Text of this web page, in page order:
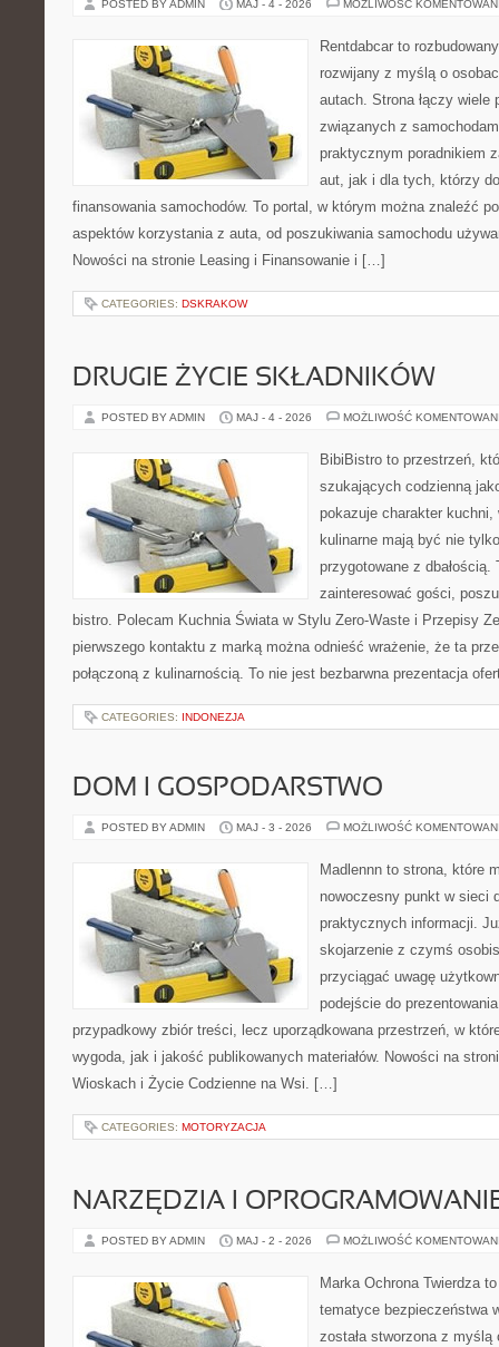
POSTED BY ADMIN MAJ - 4 - 2026 MOŻLIWOŚĆ
Rentdabcar to
rozwijany z myślą o
autach. Strona łączy wiele
związanych z
praktycznym poradnikiem
aut, jak i dla tych, którzy
finansowania samochodów. To portal, w którym można znaleźć
aspektów korzystania z auta, od poszukiwania samochodu
Nowości na stronie Leasing i Finansowanie i […]
CATEGORIES: DSKRAKOW
DRUGIE ŻYCIE SKŁADNIKÓW
POSTED BY ADMIN MAJ - 4 - 2026 MOŻLIWOŚĆ
BibiBistro to przestrzeń,
szukających codzienną
pokazuje charakter
kulinarne mają być nie
przygotowane z
zainteresować gości,
bistro. Polecam Kuchnia Świata w Stylu Zero-Waste i Przepisy
pierwszego kontaktu z marką można odnieść wrażenie, że ta
połączoną z kulinarnością. To nie jest bezbarwna prezentacja
CATEGORIES: INDONEZJA
DOM I GOSPODARSTWO
POSTED BY ADMIN MAJ - 3 - 2026 MOŻLIWOŚĆ
Madlennn to strona, które
nowoczesny punkt w sieci
praktycznych informacji.
skojarzenie z czymś
przyciągać uwagę
podejście do
przypadkowy zbiór treści, lecz uporządkowana przestrzeń, w
wygoda, jak i jakość publikowanych materiałów. Nowości na
Wioskach i Życie Codzienne na Wsi. […]
CATEGORIES: MOTORYZACJA
NARZĘDZIA I
POSTED BY ADMIN MAJ - 2 - 2026 MOŻLIWOŚĆ
Marka Ochrona Twierdza
tematyce bezpieczeństwa
została stworzona z